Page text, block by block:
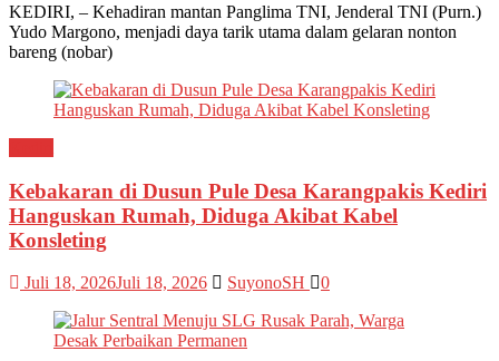
KEDIRI, – Kehadiran mantan Panglima TNI, Jenderal TNI (Purn.)
Yudo Margono, menjadi daya tarik utama dalam gelaran nonton
bareng (nobar)
Kebakaran di Dusun Pule Desa Karangpakis Kediri
Hanguskan Rumah, Diduga Akibat Kabel
Konsleting
Juli 18, 2026Juli 18, 2026 SuyonoSH 0